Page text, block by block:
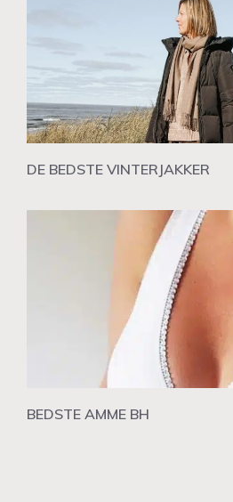
DE BEDSTE VINTERJAKKER
BEDSTE AMME BH